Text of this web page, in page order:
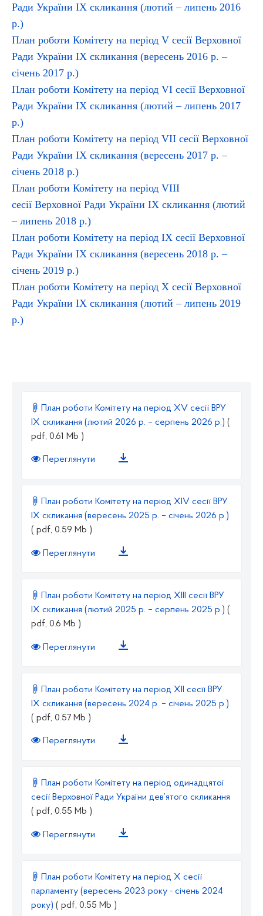
Ради України ІХ скликання (лютий – липень 2016
р.)
План роботи Комітету на період V сесії Верховної
Ради України ІХ скликання (вересень 2016 р. –
січень 2017 р.)
План роботи Комітету на період VІ сесії Верховної
Ради України ІХ скликання (лютий – липень 2017
р.)
План роботи Комітету на період VIІ сесії Верховної
Ради України ІХ скликання (вересень 2017 р. –
січень 2018 р.)
План роботи Комітету на період VІІІ
сесії Верховної Ради України ІХ скликання (лютий
– липень 2018 р.)
План роботи Комітету на період ІX сесії Верховної
Ради України ІХ скликання (вересень 2018 р. –
січень 2019 р.)
План роботи Комітету на період X сесії Верховної
Ради України ІХ скликання (лютий – липень 2019
р.)
План роботи Комітету на період ХV сесії ВРУ
ІХ скликання (лютий 2026 р. – серпень 2026 р.) (
pdf, 0.61 Mb )
Переглянути
План роботи Комітету на період ХІV сесії ВРУ
ІХ скликання (вересень 2025 р. – січень 2026 р.)
( pdf, 0.59 Mb )
Переглянути
План роботи Комітету на період XІІІ сесії ВРУ
ІХ скликання (лютий 2025 р. – серпень 2025 р.) (
pdf, 0.6 Mb )
Переглянути
План роботи Комітету на період ХІІ сесії ВРУ
ІХ скликання (вересень 2024 р. – січень 2025 р.)
( pdf, 0.57 Mb )
Переглянути
План роботи Комітету на період одинадцятої
сесії Верховної Ради України дев’ятого скликання
( pdf, 0.55 Mb )
Переглянути
План роботи Комітету на період X сесії
парламенту (вересень 2023 року - січень 2024
року) ( pdf, 0.55 Mb )